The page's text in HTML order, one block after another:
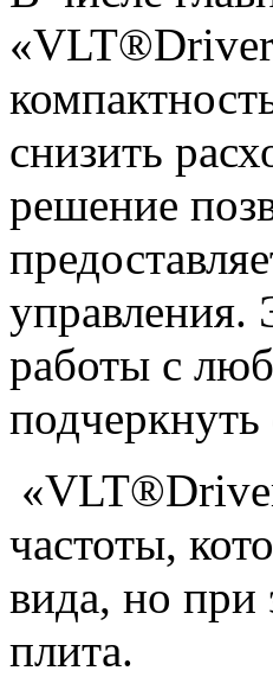
снизить
решение
управления.
работы с
подчеркнуть
частоты,
вида, но при
плита.